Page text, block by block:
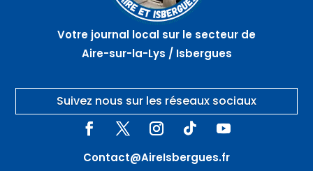
Votre journal local sur le secteur de
Aire-sur-la-Lys / Isbergues
Suivez nous sur les réseaux sociaux
Contact@AireIsbergues.fr